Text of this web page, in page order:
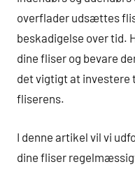
overflader udsættes
beskadigelse over tid.
dine fliser og bevare
det vigtigt at investere
fliserens.
I denne artikel vil vi
dine fliser